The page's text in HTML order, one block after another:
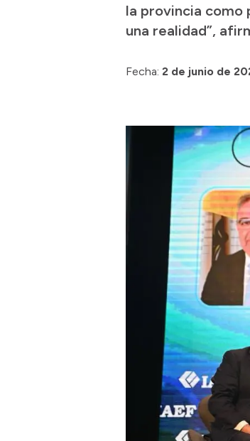
la provincia como
una realidad”,
Fecha: 2 de junio de